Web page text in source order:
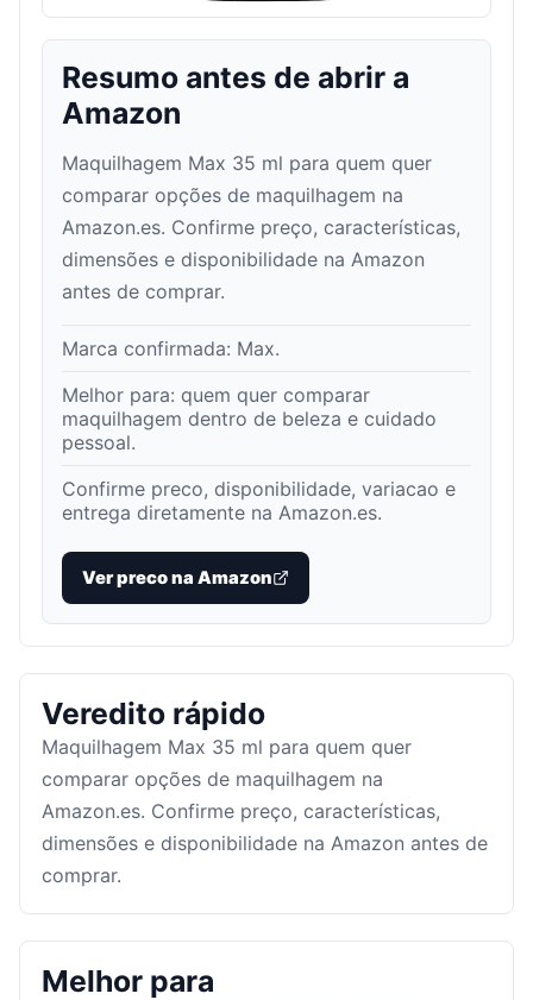
Resumo antes de abrir a
Amazon
Maquilhagem Max 35 ml para quem quer
comparar opções de maquilhagem na
Amazon.es. Confirme preço, características,
dimensões e disponibilidade na Amazon
antes de comprar.
Marca confirmada: Max.
Melhor para: quem quer comparar
maquilhagem dentro de beleza e cuidado
pessoal.
Confirme preco, disponibilidade, variacao e
entrega diretamente na Amazon.es.
Ver preco na Amazon
Veredito rápido
Maquilhagem Max 35 ml para quem quer
comparar opções de maquilhagem na
Amazon.es. Confirme preço, características,
dimensões e disponibilidade na Amazon antes de
comprar.
Melhor para